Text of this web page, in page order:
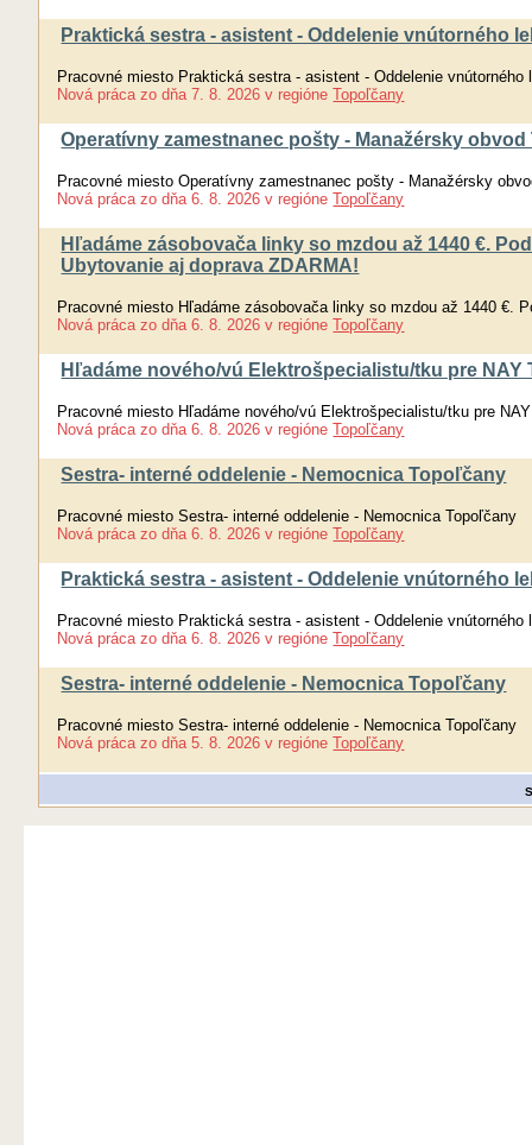
Praktická sestra - asistent - Oddelenie vnútorného
Pracovné miesto Praktická sestra - asistent - Oddelenie
Nová práca zo dňa 7. 8. 2026 v regióne Topoľčany
Operatívny zamestnanec pošty - Manažérsky
Pracovné miesto Operatívny zamestnanec pošty - Manažérsky
Nová práca zo dňa 6. 8. 2026 v regióne Topoľčany
Hľadáme zásobovača linky so mzdou až 1440 €.
Ubytovanie aj doprava ZDARMA!
Pracovné miesto Hľadáme zásobovača linky so mzdou až 1440 €.
Nová práca zo dňa 6. 8. 2026 v regióne Topoľčany
Hľadáme nového/vú Elektrošpecialistu/tku pre NAY
Pracovné miesto Hľadáme nového/vú Elektrošpecialistu/tku pre
Nová práca zo dňa 6. 8. 2026 v regióne Topoľčany
Sestra- interné oddelenie - Nemocnica Topoľčany
Pracovné miesto Sestra- interné oddelenie - Nemocnica Topoľčany
Nová práca zo dňa 6. 8. 2026 v regióne Topoľčany
Praktická sestra - asistent - Oddelenie vnútorného
Pracovné miesto Praktická sestra - asistent - Oddelenie
Nová práca zo dňa 6. 8. 2026 v regióne Topoľčany
Sestra- interné oddelenie - Nemocnica Topoľčany
Pracovné miesto Sestra- interné oddelenie - Nemocnica Topoľčany
Nová práca zo dňa 5. 8. 2026 v regióne Topoľčany